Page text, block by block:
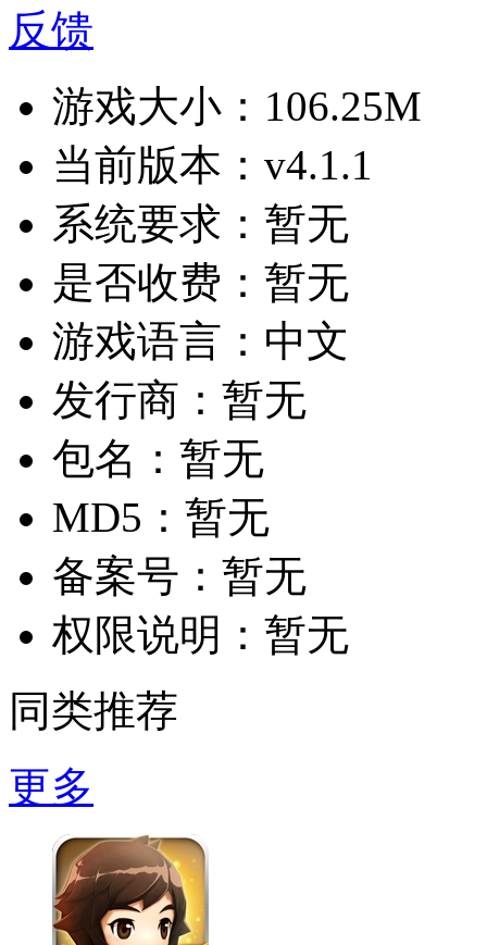
反馈
游戏大小： 106.25M
当前版本： v4.1.1
系统要求： 暂无
是否收费： 暂无
游戏语言： 中文
发行商： 暂无
包名： 暂无
MD5： 暂无
备案号： 暂无
权限说明： 暂无
同类推荐
更多